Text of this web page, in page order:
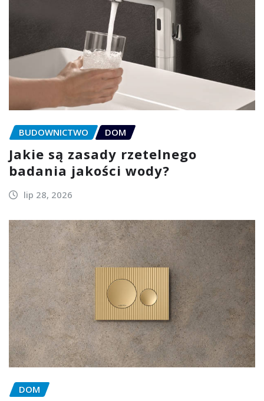
BUDOWNICTWO DOM
Jakie są zasady rzetelnego
badania jakości wody?
lip 28, 2026
DOM